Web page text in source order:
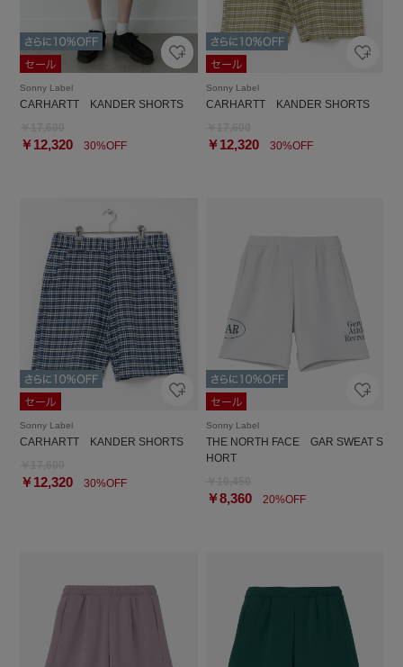
Sonny Label
CARHARTT KANDER SHORTS
￥12,320 30%OFF
Sonny Label
CARHARTT KANDER SHORTS
￥12,32030%OFF
Sonny Label
CARHARTT KANDER SHORTS
￥12,320 30%OFF
Sonny Label
THE NORTH FACE GAR SWEAT S
HORT
￥8,36020%OFF